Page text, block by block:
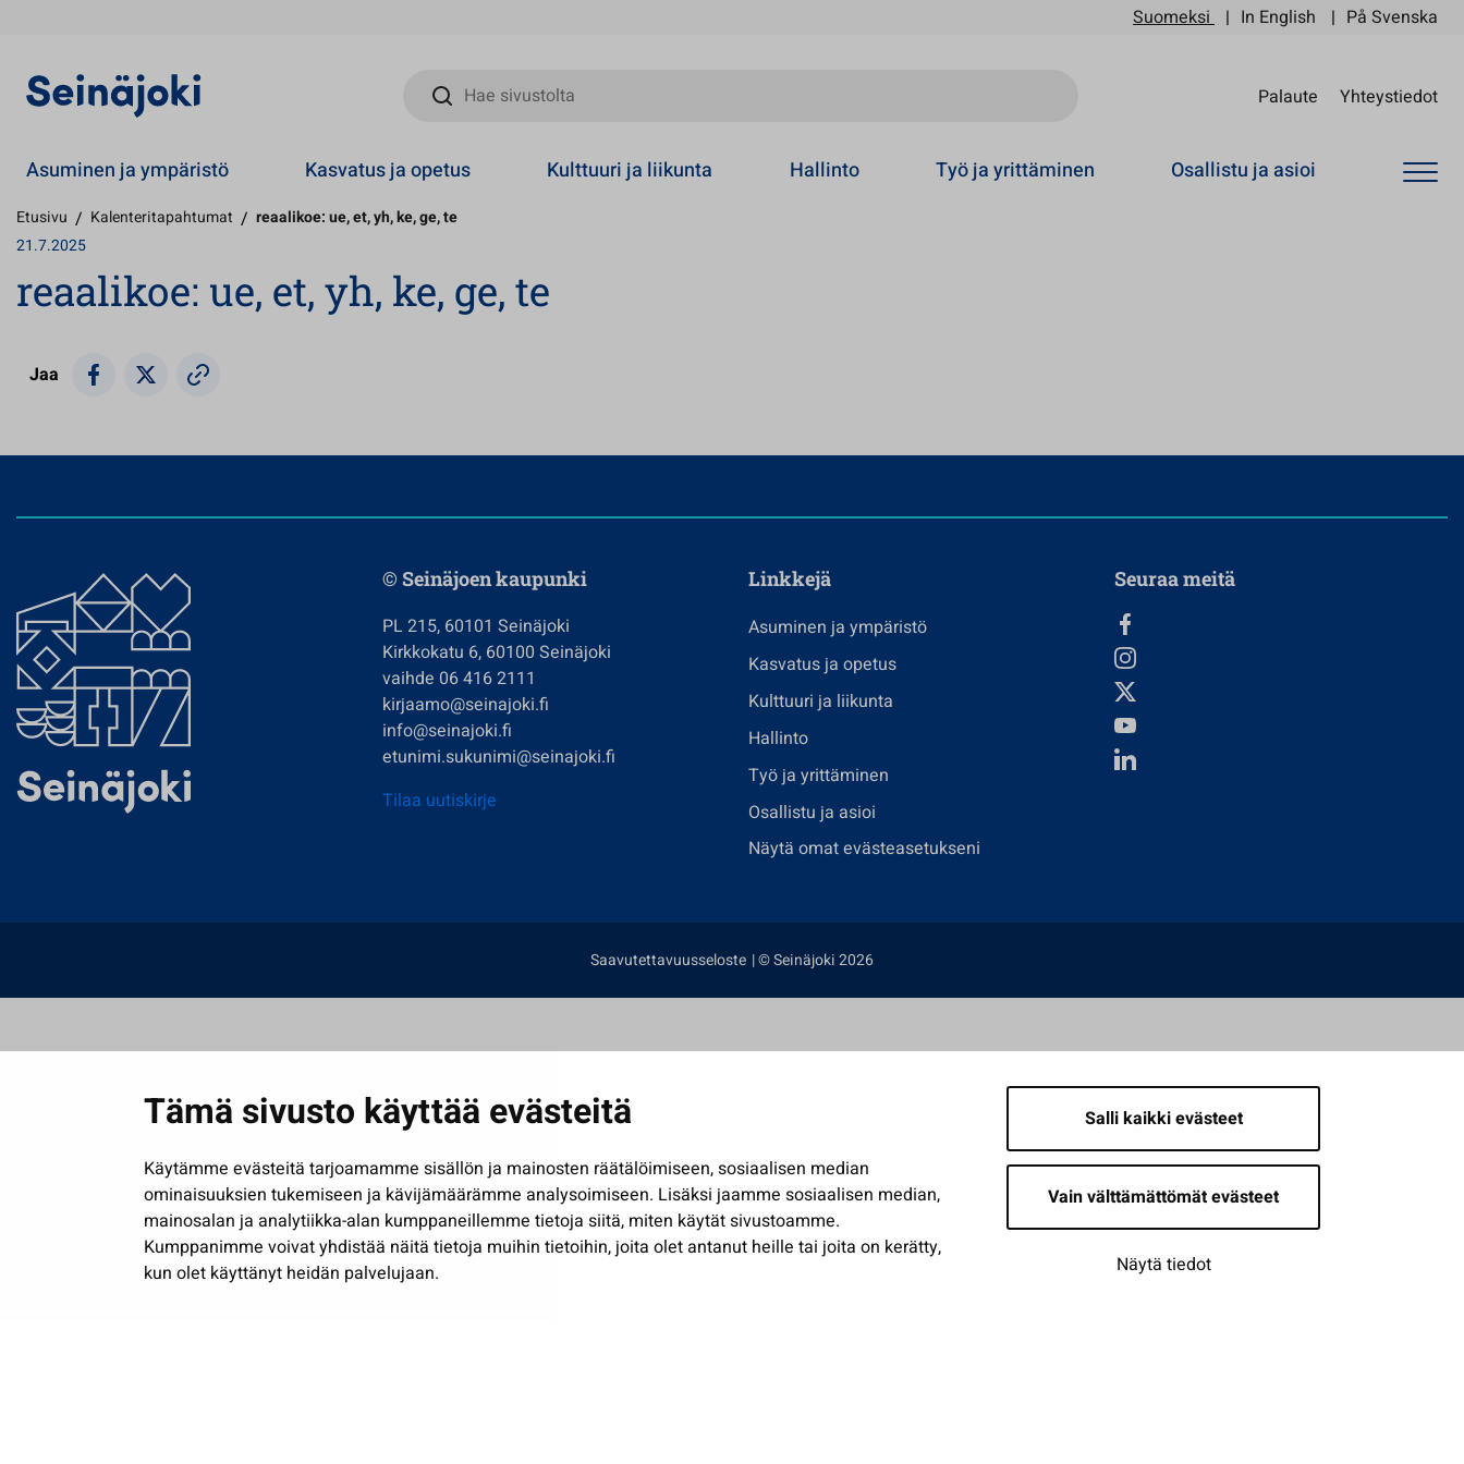
Tämä sivusto käyttää evästeitä
Käytämme evästeitä tarjoamamme sisällön ja mainosten räätälöimiseen, sosiaalisen median
ominaisuuksien tukemiseen ja kävijämäärämme analysoimiseen. Lisäksi jaamme sosiaalisen median,
mainosalan ja analytiikka-alan kumppaneillemme tietoja siitä, miten käytät sivustoamme.
Kumppanimme voivat yhdistää näitä tietoja muihin tietoihin, joita olet antanut heille tai joita on kerätty,
kun olet käyttänyt heidän palvelujaan.
Salli kaikki evästeet
Vain välttämättömät evästeet
Näytä tiedot
Suomeksi In English På Svenska
Hae sivustolta
Palaute Yhteystiedot
Asuminen ja ympäristö Kasvatus ja opetus Kulttuuri ja liikunta Hallinto Työ ja yrittäminen Osallistu ja asioi
Etusivu / Kalenteritapahtumat / reaalikoe: ue, et, yh, ke, ge, te
21.7.2025
reaalikoe: ue, et, yh, ke, ge, te
Jaa
© Seinäjoen kaupunki
PL 215, 60101 Seinäjoki
Kirkkokatu 6, 60100 Seinäjoki
vaihde 06 416 2111
kirjaamo@seinajoki.fi
info@seinajoki.fi
etunimi.sukunimi@seinajoki.fi
Tilaa uutiskirje
Linkkejä
Asuminen ja ympäristö
Kasvatus ja opetus
Kulttuuri ja liikunta
Hallinto
Työ ja yrittäminen
Osallistu ja asioi
Näytä omat evästeasetukseni
Seuraa meitä
Saavutettavuusseloste | © Seinäjoki 2026